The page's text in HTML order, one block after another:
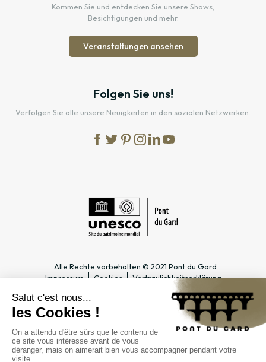
Kommen Sie und entdecken Sie unsere Shows,
Besichtigungen und mehr.
Veranstaltungen ansehen
Folgen Sie uns!
Verfolgen Sie alle unsere Neuigkeiten in den sozialen Netzwerken.
Alle Rechte vorbehalten © 2021 Pont du Gard
Impressum
Cookies Vertraulichkeitserklärung
PRAKTISCHE INFOS
Öffnungszeiten
Zugang
Preise & Abonnements
SPEZIALBEREICHE
Tourismusfachmann/-frau &
Lehrer & Schulklasse